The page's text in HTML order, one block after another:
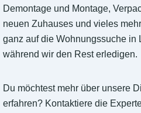
Demontage und Montage,
neuen Zuhauses und vieles
ganz auf die Wohnungssuche in
während wir den Rest erledigen.
Du möchtest mehr über unsere
erfahren? Kontaktiere die